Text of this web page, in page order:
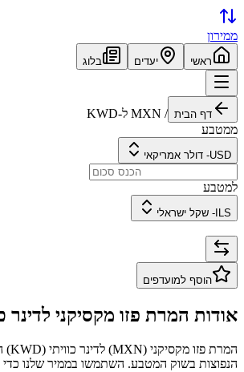
ממירון
ראשי יעדים בלוג
דף הבית /
MXN ל-KWD
ממטבע
USD
- דולר אמריקאי
למטבע
ILS
- שקל ישראלי
הוסף למועדפים
אודות המרת פזו מקסיקני לדינר
המרת פזו מקסיקני (
MXN) לדינר כוויתי (
KWD
)
הנפוצות בשוק המטבע. השתמשו בממיר שלנו